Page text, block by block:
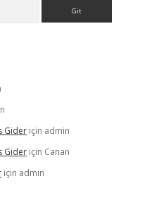
Gider için admin
Gider için Canan
için admin